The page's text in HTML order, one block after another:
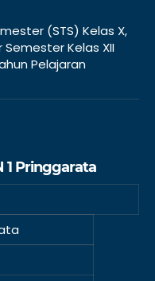
(STS) Kelas X,
Semester Kelas XII
Pelajaran
1 Pringgarata